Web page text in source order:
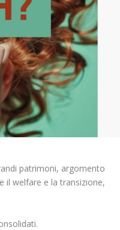
patrimoni, argomento
il welfare e la transizione,